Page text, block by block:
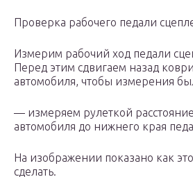
Проверка рабочего педали
Измерим рабочий ход педали
Перед этим сдвигаем назад
автомобиля, чтобы измерения
— измеряем рулеткой
автомобиля до нижнего края
На изображении показано как
сделать.